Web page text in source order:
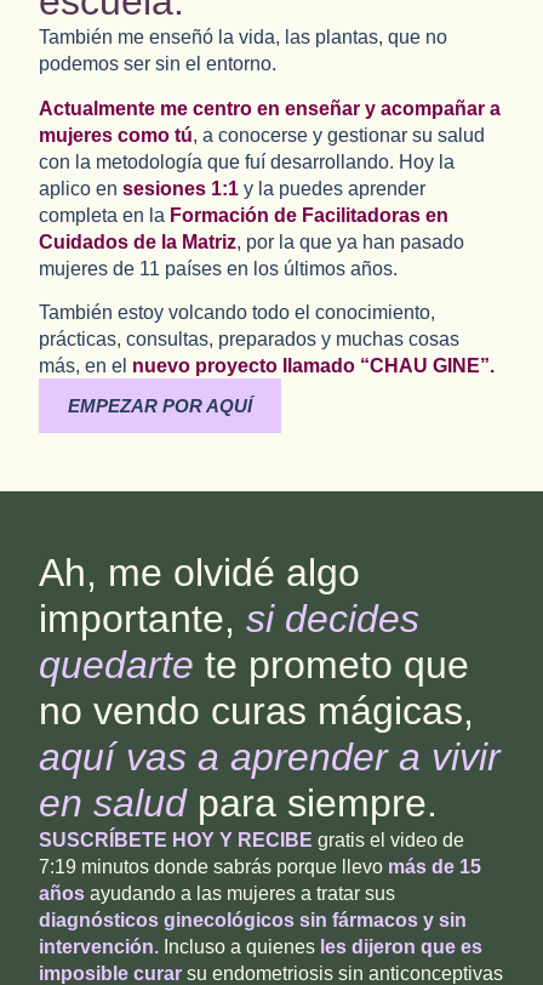
También me enseñó la vida, las plantas, que no
podemos ser sin el entorno.
Actualmente me centro en enseñar y acompañar a
mujeres como tú, a conocerse y gestionar su salud
con la metodología que fuí desarrollando. Hoy la
aplico en sesiones 1:1 y la puedes aprender
completa en la Formación de Facilitadoras en
Cuidados de la Matriz, por la que ya han pasado
mujeres de 11 países en los últimos años.
También estoy volcando todo el conocimiento,
prácticas, consultas, preparados y muchas cosas
más, en el nuevo proyecto llamado “CHAU GINE”.
EMPEZAR POR AQUÍ
Ah, me olvidé algo
importante, si decides
quedarte te prometo que
no vendo curas mágicas,
aquí vas a aprender a vivir
en saludpara siempre.
SUSCRÍBETE HOY Y RECIBE gratis e l video de
7:19 minutos donde sabrás porque llevo más de 15
años ayudando a las mujeres a tratar sus
diagnósticos ginecológicos sin fármacos y sin
intervención. Incluso a quienes les dijeron que es
imposible curar su endometriosis sin anticonceptivas